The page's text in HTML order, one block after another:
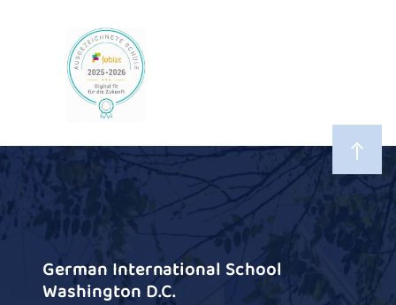
German International School
Washington D.C.